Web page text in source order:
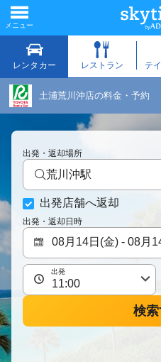
土浦荒川沖店の料金・予約
出発・返却場所
荒川沖駅
出発店舗へ返却
出発・返却日時
出発
検